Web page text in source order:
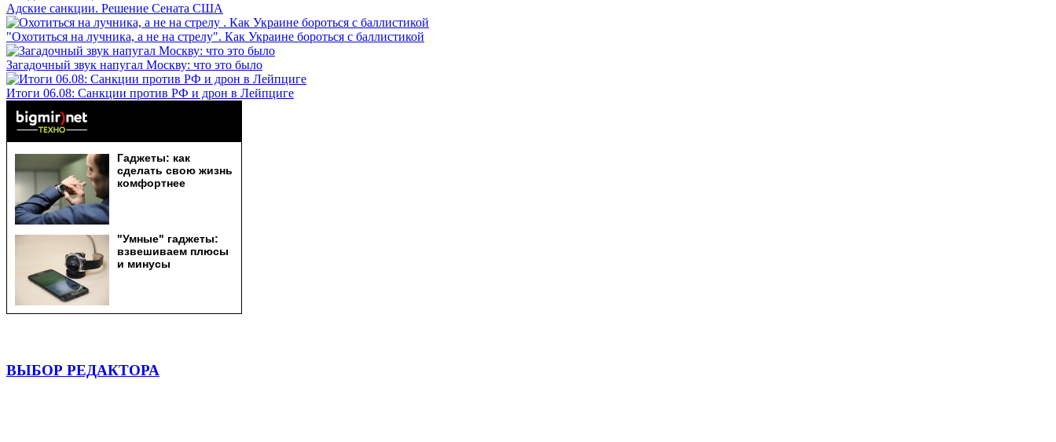
Адские санкции. Решение Сената США
"Охотиться на лучника, а не на стрелу". Как Украине бороться с баллистикой
Загадочный звук напугал Москву: что это было
Итоги 06.08: Санкции против РФ и дрон в Лейпциге
ВЫБОР РЕДАКТОРА